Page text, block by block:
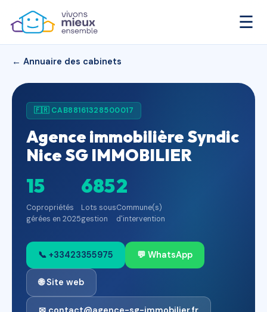
☰
← Annuaire des cabinets
🇫🇷 CAB88161328500017
Agence immobilière Syndic
Nice SG IMMOBILIER
15
Copropriétés
gérées en 2025
685
Lots sous
gestion
2
Commune(s)
d'intervention
📞 +33423355975 💬 WhatsApp
🌐 Site web